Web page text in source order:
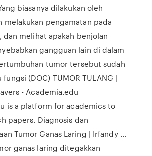
biasanya dilakukan oleh
melakukan pengamatan pada
dan melihat apakah benjolan
gangguan lain di dalam
tumor tersebut sudah
(DOC) TUMOR TULANG |
- Academia.edu
is a platform for academics to
papers. Diagnosis dan
Tumor Ganas Laring | Irfandy ...
ganas laring ditegakkan